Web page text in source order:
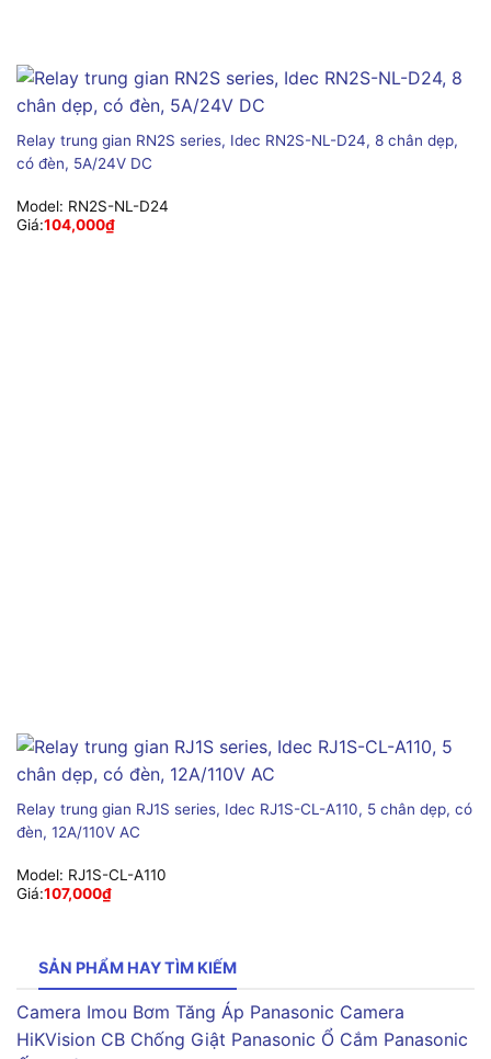
Relay trung gian RN2S series, Idec RN2S-NL-D24, 8 chân dẹp,
có đèn, 5A/24V DC
Model: RN2S-NL-D24
Giá:104,000₫
Relay trung gian RJ1S series, Idec RJ1S-CL-A110, 5 chân dẹp, có
đèn, 12A/110V AC
Model: RJ1S-CL-A110
Giá:107,000₫
SẢN PHẨM HAY TÌM KIẾM
Camera Imou Bơm Tăng Áp Panasonic Camera
HiKVision CB Chống Giật Panasonic Ổ Cắm Panasonic